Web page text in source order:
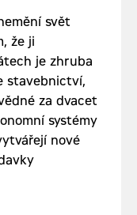
svět
že ji
je zhruba
stavebnictví,
za dvacet
systémy
nové